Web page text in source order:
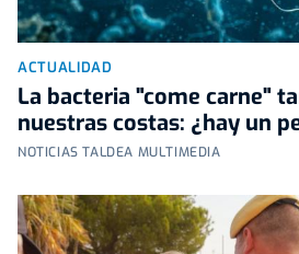
ACTUALIDAD
La bacteria "come carne"
nuestras costas: ¿hay un
NOTICIAS TALDEA MULTIMEDIA